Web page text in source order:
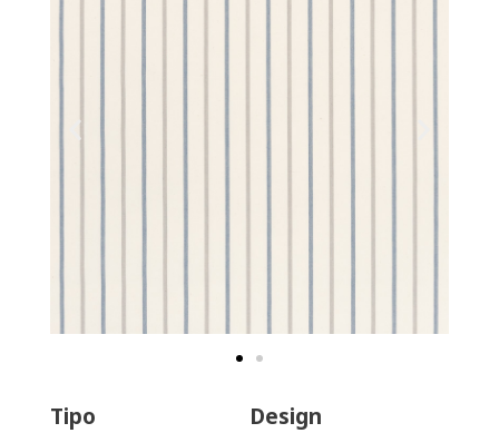
Tipo
Design